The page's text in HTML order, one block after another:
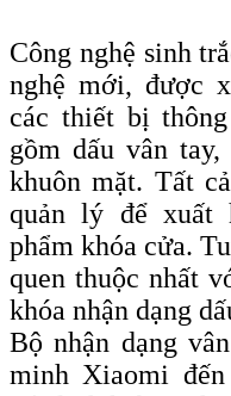
Công nghệ sinh
nghệ mới, được
các thiết bị
gồm dấu vân
khuôn mặt. Tất
quản lý để xuất
phẩm khóa cửa.
quen thuộc nhất
khóa nhận dạng
Bộ nhận dạng
minh Xiaomi